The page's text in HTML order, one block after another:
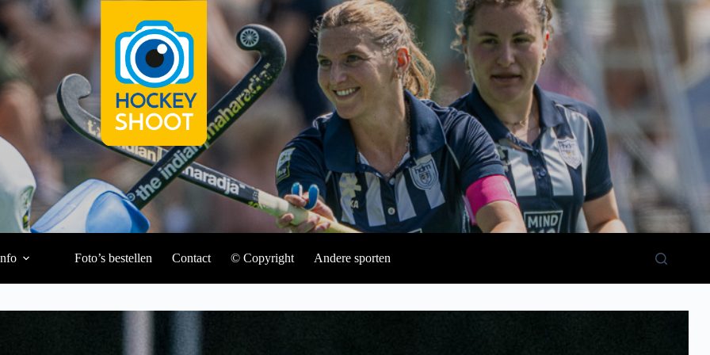
Foto’s bestellen Contact © Copyright Andere sporten